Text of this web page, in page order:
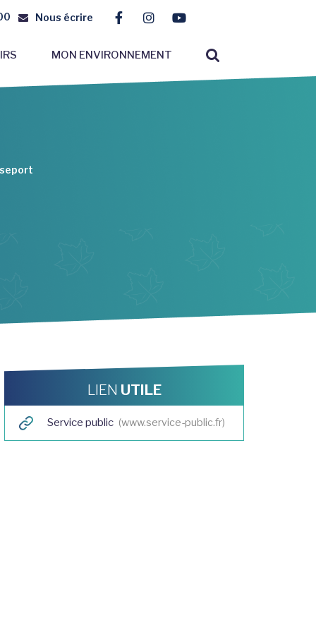
Nous écrire
Lien vers le compte Facebook
Lien vers le compte
Lien vers la chaîne
MON ENVIRONNEMENT
LIEN UTILE
Service public www.service-public.fr